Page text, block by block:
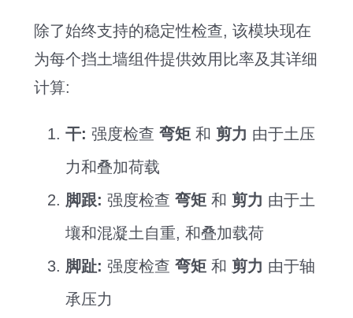
除了始终支持的稳定性检查, 该模块现在
为每个挡土墙组件提供效用比率及其详细
计算:
干: 强度检查 弯矩和 剪力 由于土压
力和叠加荷载
脚跟: 强度检查 弯矩和 剪力 由于土
壤和混凝土自重, 和叠加载荷
脚趾: 强度检查 弯矩和 剪力 由于轴
承压力